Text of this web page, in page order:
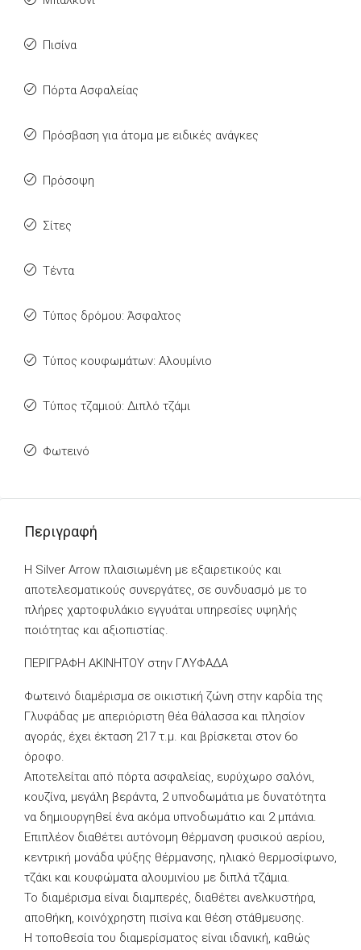
Πισίνα
Πόρτα Ασφαλείας
Πρόσβαση για άτομα με ειδικές ανάγκες
Πρόσοψη
Σίτες
Τέντα
Τύπος δρόμου: Άσφαλτος
Τύπος κουφωμάτων: Αλουμίνιο
Τύπος τζαμιού: Διπλό τζάμι
Φωτεινό
Περιγραφή
Η Silver Arrow πλαισιωμένη με εξαιρετικούς και
αποτελεσματικούς συνεργάτες, σε συνδυασμό με το
πλήρες χαρτοφυλάκιο εγγυάται υπηρεσίες υψηλής
ποιότητας και αξιοπιστίας.
ΠΕΡΙΓΡΑΦΗ ΑΚΙΝΗΤΟΥ στην ΓΛΥΦΑΔΑ
Φωτεινό διαμέρισμα σε οικιστική ζώνη στην καρδία της
Γλυφάδας με απεριόριστη θέα θάλασσα και πλησίον
αγοράς, έχει έκταση 217 τ.μ. και βρίσκεται στον 6ο
όροφο.
Αποτελείται από πόρτα ασφαλείας, ευρύχωρο σαλόνι,
κουζίνα, μεγάλη βεράντα, 2 υπνοδωμάτια με δυνατότητα
να δημιουργηθεί ένα ακόμα υπνοδωμάτιο και 2 μπάνια.
Επιπλέον διαθέτει αυτόνομη θέρμανση φυσικού αερίου,
κεντρική μονάδα ψύξης θέρμανσης, ηλιακό θερμοσίφωνο,
τζάκι και κουφώματα αλουμινίου με διπλά τζάμια.
Το διαμέρισμα είναι διαμπερές, διαθέτει ανελκυστήρα,
αποθήκη, κοινόχρηστη πισίνα και θέση στάθμευσης.
Η τοποθεσία του διαμερίσματος είναι ιδανική, καθώς